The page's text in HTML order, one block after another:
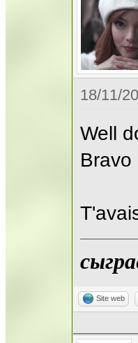
18/11/
Well
Bravo
Site web